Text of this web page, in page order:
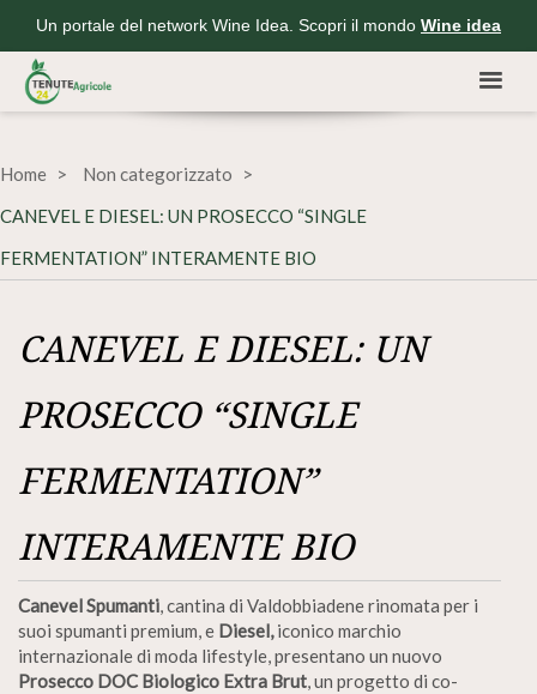
Un portale del network Wine Idea. Scopri il mondo Wine idea
Home
Non categorizzato
CANEVEL E DIESEL: UN PROSECCO “SINGLE
FERMENTATION” INTERAMENTE BIO
CANEVEL E DIESEL: UN
PROSECCO “SINGLE
FERMENTATION”
INTERAMENTE BIO
Canevel Spumanti, cantina di Valdobbiadene rinomata per i
suoi spumanti premium, e Diesel,iconico marchio
internazionale di moda lifestyle, presentano un nuovo
Prosecco DOC Biologico Extra Brut, un progetto di co-